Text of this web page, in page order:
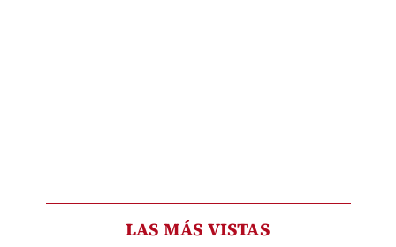
LAS MÁS VISTAS